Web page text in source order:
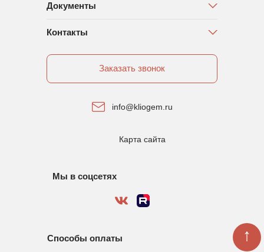
Документы
Контакты
Заказать звонок
info@kliogem.ru
Карта сайта
Мы в соцсетях
Способы оплаты ↑